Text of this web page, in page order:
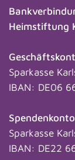
Heimstiftung
Sparkasse
IBAN: DE06
Spendenkonto
Sparkasse
IBAN: DE22